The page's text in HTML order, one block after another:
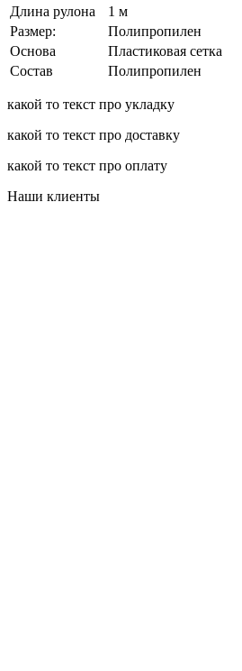
Длина рулона
1 м
Размер:
Полипропилен
Основа
Пластиковая сетка
Состав
Полипропилен
какой то текст про укладку
какой то текст про доставку
какой то текст про оплату
Наши клиенты